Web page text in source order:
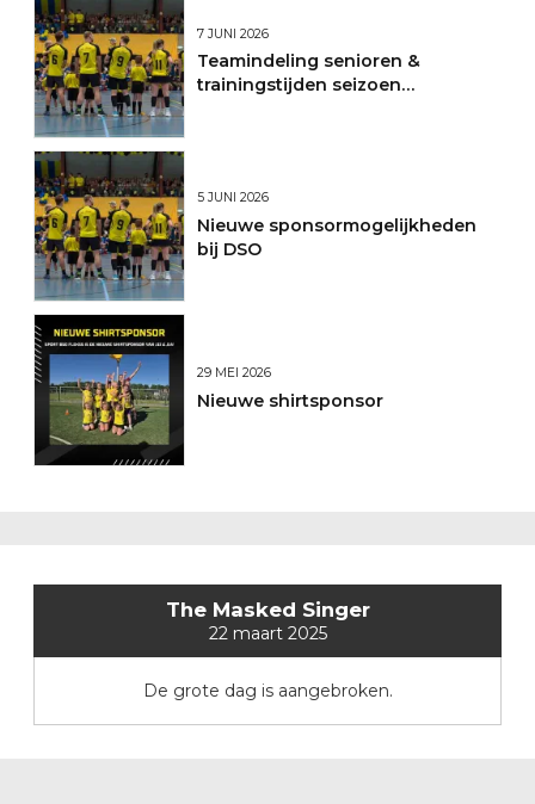
7 JUNI 2026
Teamindeling senioren &
trainingstijden seizoen
5 JUNI 2026
Nieuwe sponsormogelijkheden
bij DSO
29 MEI 2026
Nieuwe shirtsponsor
The Masked Singer
22 maart 2025
De grote dag is aangebroken.